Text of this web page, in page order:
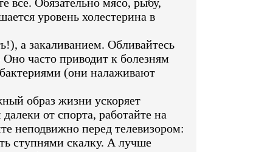
уровень холестерина в
а закаливанием. Обливайтесь
часто приводит к болезням
(они налаживают
образ жизни ускоряет
от спорта, работайте на
неподвижно перед телевизором:
ступнями скалку. А лучше